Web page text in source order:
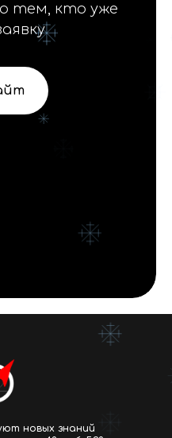
тем, кто уже
новых знаний